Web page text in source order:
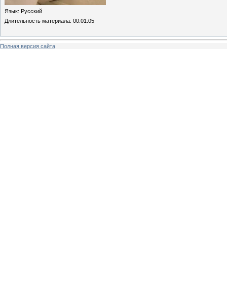
Язык: Русский
Длительность материала: 00:01:05
Полная версия сайта